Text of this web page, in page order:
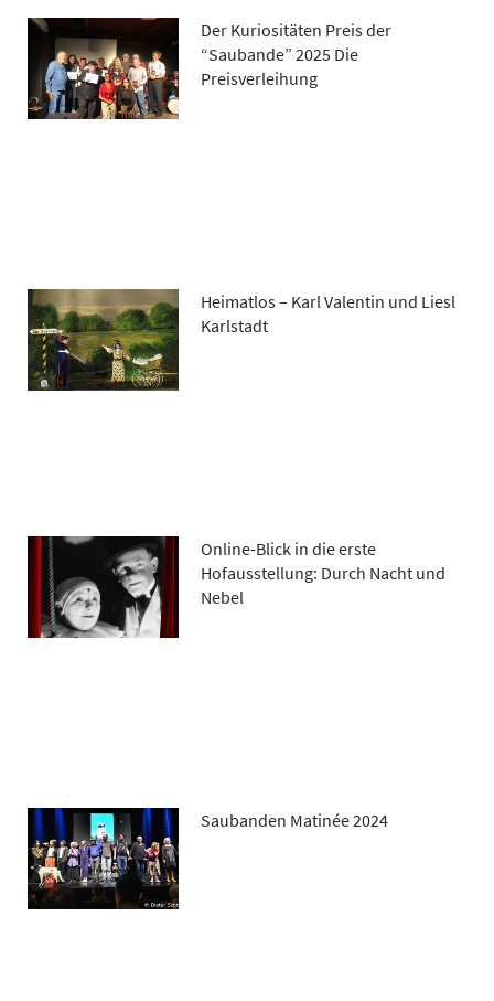
Der Kuriositäten Preis der
“Saubande” 2025 Die
Preisverleihung
Heimatlos – Karl Valentin und Liesl
Karlstadt
Online-Blick in die erste
Hofausstellung: Durch Nacht und
Nebel
Saubanden Matinée 2024